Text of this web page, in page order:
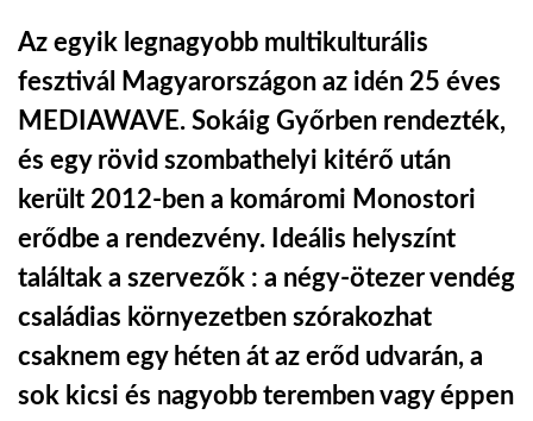
AUSZTRÁLIA
A VILÁG ITTHON
MÉDIA
GLOBOTV BP
Az egyik legnagyobb multikulturális
fesztivál Magyarországon az idén 25 éves
MEDIAWAVE. Sokáig Győrben rendezték,
és egy rövid szombathelyi kitérő után
került 2012-ben a komáromi Monostori
erődbe a rendezvény. Ideális helyszínt
találtak a szervezők : a négy-ötezer vendég
családias környezetben szórakozhat
csaknem egy héten át az erőd udvarán, a
sok kicsi és nagyobb teremben vagy éppen